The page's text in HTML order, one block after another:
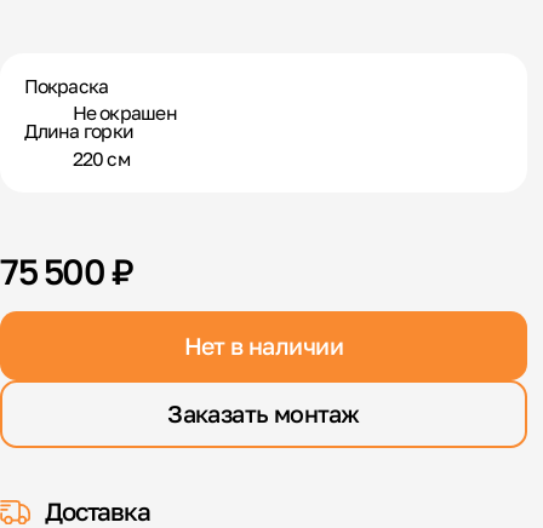
Покраска
Не окрашен
Длина горки
220 см
75 500 ₽
Нет в наличии
Заказать монтаж
Доставка